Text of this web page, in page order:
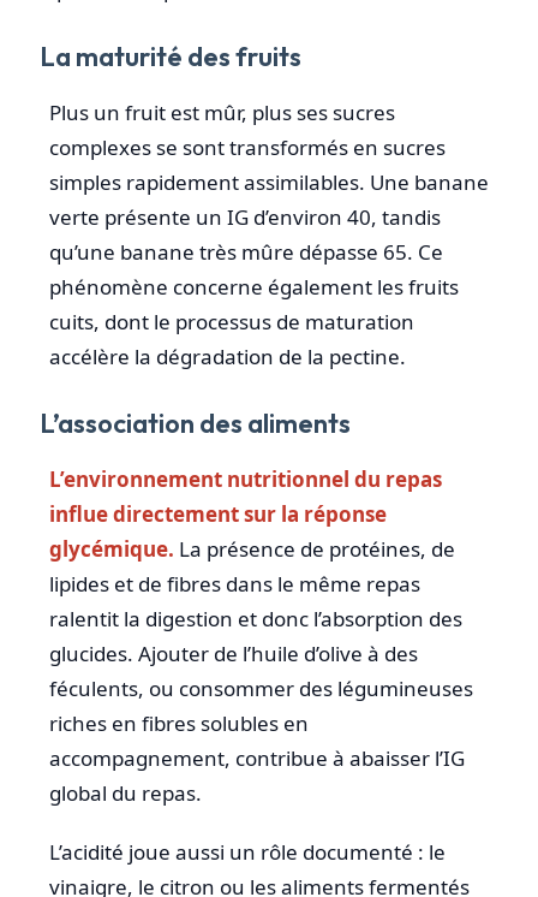
La maturité des fruits
Plus un fruit est mûr, plus ses sucres
complexes se sont transformés en sucres
simples rapidement assimilables. Une banane
verte présente un IG d’environ 40, tandis
qu’une banane très mûre dépasse 65. Ce
phénomène concerne également les fruits
cuits, dont le processus de maturation
accélère la dégradation de la pectine.
L’association des aliments
L’environnement nutritionnel du repas
influe directement sur la réponse
glycémique. La présence de protéines, de
lipides et de fibres dans le même repas
ralentit la digestion et donc l’absorption des
glucides. Ajouter de l’huile d’olive à des
féculents, ou consommer des légumineuses
riches en fibres solubles en
accompagnement, contribue à abaisser l’IG
global du repas.
L’acidité joue aussi un rôle documenté : le
vinaigre, le citron ou les aliments fermentés